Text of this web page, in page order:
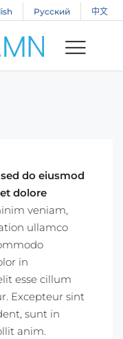
Русский 中文
do eiusmod
dolore
veniam,
ullamco
in
esse cillum
Excepteur sint
sunt in
anim.